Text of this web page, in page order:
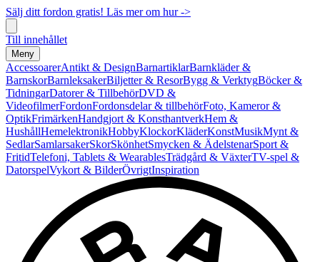
Sälj ditt fordon gratis! Läs mer om hur ->
Till innehållet
Meny
AccessoarerAntikt & DesignBarnartiklarBarnkläder &
BarnskorBarnleksakerBiljetter & ResorBygg & VerktygBöcker &
TidningarDatorer & TillbehörDVD &
VideofilmerFordonFordonsdelar & tillbehörFoto, Kameror &
OptikFrimärkenHandgjort & KonsthantverkHem &
HushållHemelektronikHobbyKlockorKläderKonstMusikMynt &
SedlarSamlarsakerSkorSkönhetSmycken & ÄdelstenarSport &
FritidTelefoni, Tablets & WearablesTrädgård & VäxterTV-spel &
DatorspelVykort & BilderÖvrigtInspiration